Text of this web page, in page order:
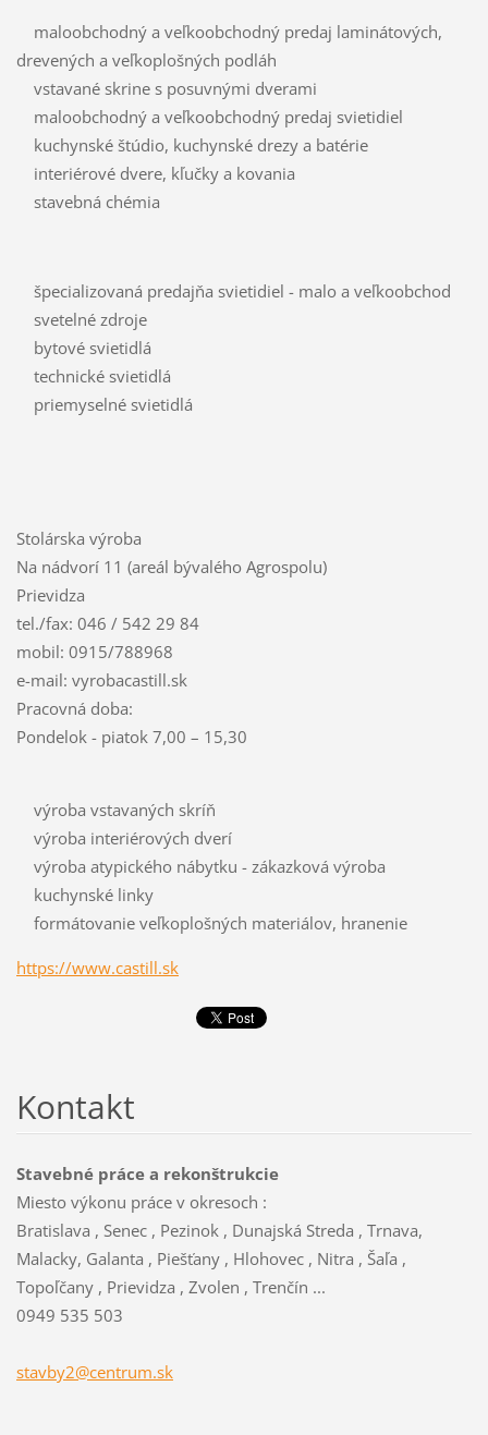
maloobchodný a veľkoobchodný predaj laminátových,
drevených a veľkoplošných podláh
vstavané skrine s posuvnými dverami
maloobchodný a veľkoobchodný predaj svietidiel
kuchynské štúdio, kuchynské drezy a batérie
interiérové dvere, kľučky a kovania
stavebná chémia
špecializovaná predajňa svietidiel - malo a veľkoobchod
svetelné zdroje
bytové svietidlá
technické svietidlá
priemyselné svietidlá
Stolárska výroba
Na nádvorí 11 (areál bývalého Agrospolu)
Prievidza
tel./fax: 046 / 542 29 84
mobil: 0915/788968
e-mail: vyrobacastill.sk
Pracovná doba:
Pondelok - piatok 7,00 – 15,30
výroba vstavaných skríň
výroba interiérových dverí
výroba atypického nábytku - zákazková výroba
kuchynské linky
formátovanie veľkoplošných materiálov, hranenie
https://www.castill.sk
Kontakt
Stavebné práce a rekonštrukcie
Miesto výkonu práce v okresoch :
Bratislava , Senec , Pezinok , Dunajská Streda , Trnava,
Malacky, Galanta , Piešťany , Hlohovec , Nitra , Šaľa ,
Topoľčany , Prievidza , Zvolen , Trenčín ...
0949 535 503
stavby2@centrum.sk